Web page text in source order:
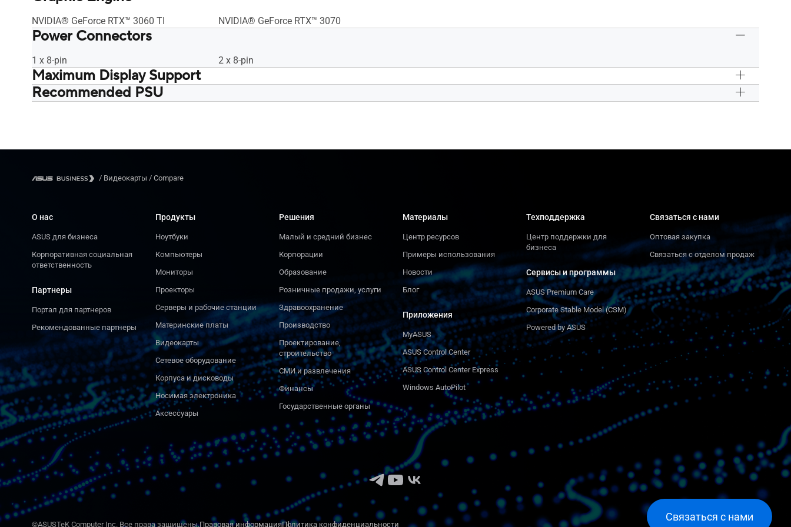
NVIDIA® GeForce RTX™ 3060 TI NVIDIA® GeForce RTX™ 3070
Power Connectors
1 x 8-pin 2 x 8-pin
Maximum Display Support
4
Recommended PSU
/ Видеокарты / Compare
О нас
ASUS для бизнеса
Корпоративная социальная
ответственность
Партнеры
Портал для партнеров
Рекомендованные партнеры
Продукты
Ноутбуки
Компьютеры
Мониторы
Проекторы
Серверы и рабочие станции
Материнские платы
Видеокарты
Сетевое оборудование
Корпуса и дисководы
Носимая электроника
Аксессуары
Решения
Малый и средний бизнес
Корпорации
Образование
Розничные продажи, услуги
Здравоохранение
Производство
Проектирование,
строительство
СМИ и развлечения
Финансы
Государственные органы
Материалы
Центр ресурсов
Примеры использования
Новости
Блог
Приложения
MyASUS
ASUS Control Center
ASUS Control Center Express
Windows AutoPilot
Техподдержка
Центр поддержки для
бизнеса
Сервисы и программы
ASUS Premium Care
Corporate Stable Model (CSM)
Powered by ASUS
Связаться с нами
Оптовая закупка
Связаться с отделом продаж
©ASUSTeK Computer Inc. Все права защищены.Правовая информацияПолитика конфиденциальности
Связаться с нами